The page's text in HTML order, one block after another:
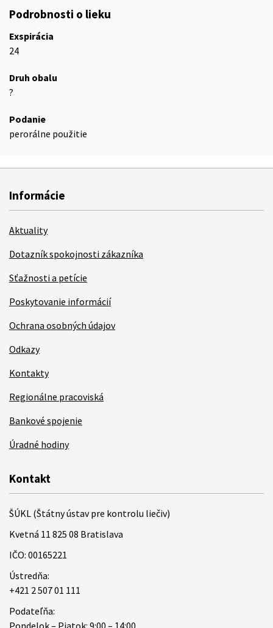
Podrobnosti o lieku
Exspirácia
24
Druh obalu
?
Podanie
perorálne použitie
Informácie
Aktuality
Dotazník spokojnosti zákazníka
Sťažnosti a petície
Poskytovanie informácií
Ochrana osobných údajov
Odkazy
Kontakty
Regionálne pracoviská
Bankové spojenie
Úradné hodiny
Kontakt
ŠÚKL (Štátny ústav pre kontrolu liečiv)
Kvetná 11 825 08 Bratislava
IČO: 00165221
Ústredňa:
+421 2 507 01 111
Podateľňa:
Pondelok – Piatok: 9:00 – 14:00